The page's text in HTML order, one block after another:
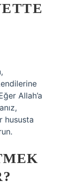
Allah’a
hususta